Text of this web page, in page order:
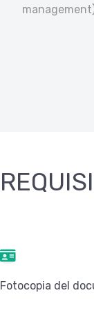
Fotocopia del